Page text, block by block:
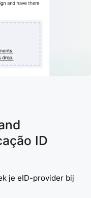
ID
je eID-provider bij